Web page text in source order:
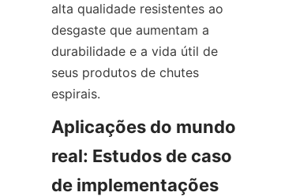
alta qualidade resistentes ao
desgaste que aumentam a
durabilidade e a vida útil de
seus produtos de chutes
espirais.
Aplicações do mundo
real: Estudos de caso
de implementações